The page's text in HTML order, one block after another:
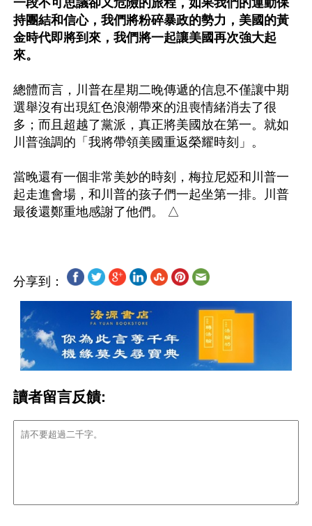
一段不可思議卻又危險的旅程，如果我們的運動保
持團結和信心，我們將粉碎暴政的勢力，美國的黃
金時代即將到來，我們將一起讓美國再次強大起
來。
總體而言，川普在星期二晚傳遞的信息不僅讓中期
選舉沒有出現紅色浪潮帶來的沮喪情緒消去了很
多；而且超越了黨派，真正將美國放在第一。就如
川普強調的「我將帶領美國重返榮耀時刻」。
當晚還有一個非常美妙的時刻，梅拉尼婭和川普一
起走進會場，和川普的孩子們一起坐第一排。川普
分享到：
讀者留言反饋: